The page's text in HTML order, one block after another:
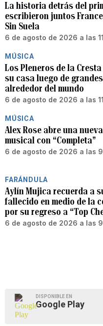
La historia detrás del
escribieron juntos
Sin Suela
6 de agosto de 2026 a las
MÚSICA
Los Pleneros de la
su casa luego de
alrededor del mundo
6 de agosto de 2026 a las
MÚSICA
Alex Rose abre una
musical con “Completa”
6 de agosto de 2026 a las
FARÁNDULA
Aylín Mujica recuerda a
fallecido en medio de la
por su regreso a “Top
6 de agosto de 2026 a las
DISPONIBLE EN
Google Play